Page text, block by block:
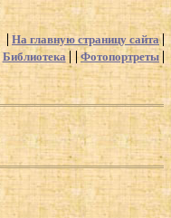
На главную страницу сайта
Библиотека Фотопортреты